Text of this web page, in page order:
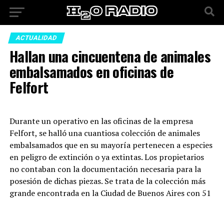
ACTUALIDAD
Hallan una cincuentena de animales
embalsamados en oficinas de
Felfort
Durante un operativo en las oficinas de la empresa
Felfort, se halló una cuantiosa colección de animales
embalsamados que en su mayoría pertenecen a especies
en peligro de extinción o ya extintas. Los propietarios
no contaban con la documentación necesaria para la
posesión de dichas piezas. Se trata de la colección más
grande encontrada en la Ciudad de Buenos Aires con 51